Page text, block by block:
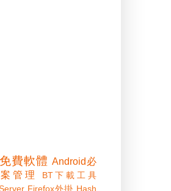
費軟體 Android必
管理 BT下載工具
Firefox外掛 Hash